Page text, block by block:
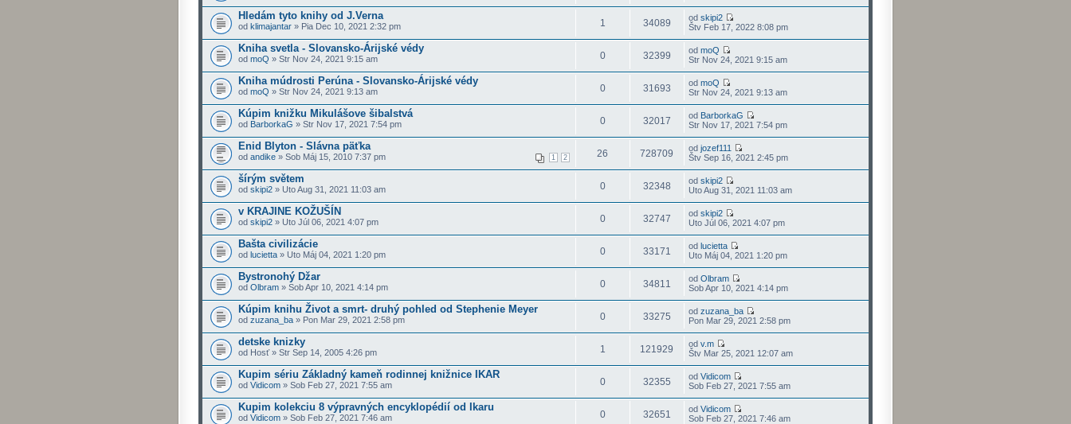
Hledám tyto knihy od J.Verna
od klimajantar » Pia Dec 10, 2021 2:32 pm 1 34089 od skipi2
Štv Feb 17, 2022 8:08 pm
Kniha svetla - Slovansko-Árijské védy
od moQ » Str Nov 24, 2021 9:15 am 0 32399 od moQ
Str Nov 24, 2021 9:15 am
Kniha múdrosti Perúna - Slovansko-Árijské védy
od moQ » Str Nov 24, 2021 9:13 am 0 31693 od moQ
Str Nov 24, 2021 9:13 am
Kúpim knižku Mikulášove šibalstvá
od BarborkaG » Str Nov 17, 2021 7:54 pm 0 32017 od BarborkaG
Str Nov 17, 2021 7:54 pm
Enid Blyton - Slávna päťka
1 2
od andike » Sob Máj 15, 2010 7:37 pm 26 728709 od jozef111
Štv Sep 16, 2021 2:45 pm
šírým světem
od skipi2 » Uto Aug 31, 2021 11:03 am 0 32348 od skipi2
Uto Aug 31, 2021 11:03 am
v KRAJINE KOŽUŠÍN
od skipi2 » Uto Júl 06, 2021 4:07 pm 0 32747 od skipi2
Uto Júl 06, 2021 4:07 pm
Bašta civilizácie
od lucietta » Uto Máj 04, 2021 1:20 pm 0 33171 od lucietta
Uto Máj 04, 2021 1:20 pm
Bystronohý Džar
od Olbram » Sob Apr 10, 2021 4:14 pm 0 34811 od Olbram
Sob Apr 10, 2021 4:14 pm
Kúpim knihu Život a smrt- druhý pohled od Stephenie Meyer
od zuzana_ba » Pon Mar 29, 2021 2:58 pm 0 33275 od zuzana_ba
Pon Mar 29, 2021 2:58 pm
detske knizky
od Hosť » Str Sep 14, 2005 4:26 pm 1 121929 od v.m
Štv Mar 25, 2021 12:07 am
Kupim sériu Základný kameň rodinnej knižnice IKAR
od Vidicom » Sob Feb 27, 2021 7:55 am 0 32355 od Vidicom
Sob Feb 27, 2021 7:55 am
Kupim kolekciu 8 výpravných encyklopédií od Ikaru
od Vidicom » Sob Feb 27, 2021 7:46 am 0 32651 od Vidicom
Sob Feb 27, 2021 7:46 am